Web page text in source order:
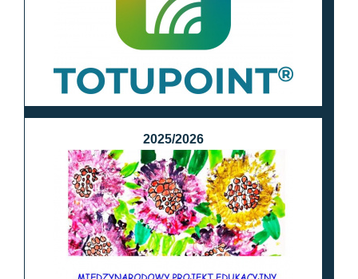
2025/2026